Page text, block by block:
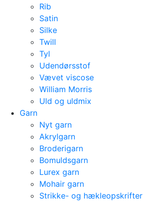
Rib
Satin
Silke
Twill
Tyl
Udendørsstof
Vævet viscose
William Morris
Uld og uldmix
Garn
Nyt garn
Akrylgarn
Broderigarn
Bomuldsgarn
Lurex garn
Mohair garn
Strikke- og hækleopskrifter